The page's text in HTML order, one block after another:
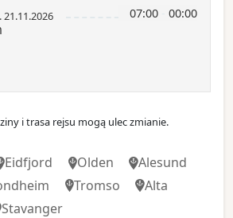
07:00 00:00
21.11.2026
i trasa rejsu mogą ulec zmianie.
Eidfjord Olden
Alesund
Tromso
Alta
Stavanger